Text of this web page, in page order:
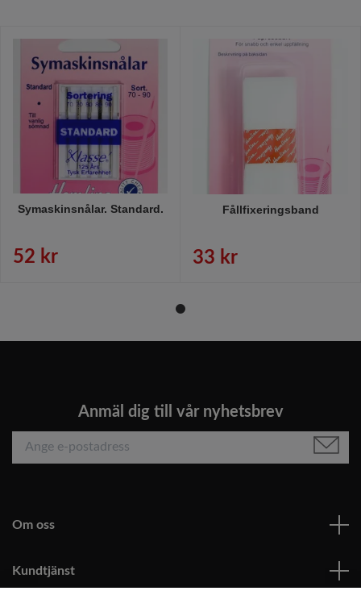
Symaskinsnålar. Standard.
52 kr
Fållfixeringsband
33 kr
Anmäl dig till vår nyhetsbrev
Om oss
Kundtjänst